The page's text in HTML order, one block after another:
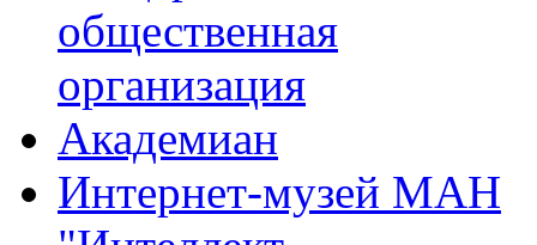
общественная
организация
Академиан
Интернет-музей МАН